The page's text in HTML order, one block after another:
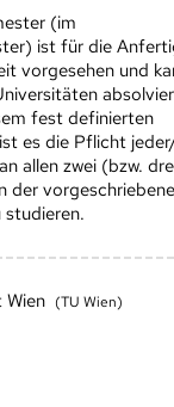
(im
ist für die
vorgesehen und
fest definierten
es die Pflicht
allen zwei (bzw.
der
studieren.
Wien (TU Wien)